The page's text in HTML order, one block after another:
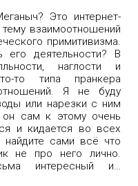
Это интернет-
взаимоотношений
примитивизма.
деятельности? В
наглости и
то типа пранкера
Я не буду
или нарезки с ним
он сам к этому очень
и кидается во всех
найдите сами всё что
не про него лично.
интересный и…